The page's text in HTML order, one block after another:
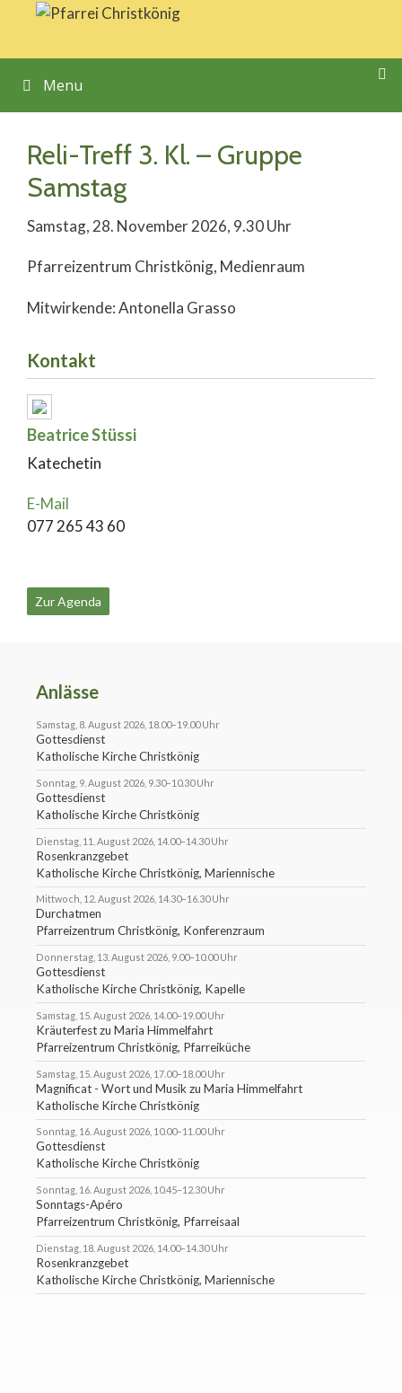
Springe
Inhalt
Menu
Reli-Treff 3. Kl. – Gruppe
Samstag
Samstag, 28. November 2026, 9.30 Uhr
Pfarreizentrum Christkönig, Medienraum
Mitwirkende: Antonella Grasso
Kontakt
Beatrice Stüssi
Katechetin
E-Mail
077 265 43 60
Zur Agenda
Anlässe
Samstag, 8. August 2026, 18.00–19.00 Uhr
Gottesdienst
Katholische Kirche Christkönig
Sonntag, 9. August 2026, 9.30–10.30 Uhr
Gottesdienst
Katholische Kirche Christkönig
Dienstag, 11. August 2026, 14.00–14.30 Uhr
Rosenkranzgebet
Katholische Kirche Christkönig, Mariennische
Mittwoch, 12. August 2026, 14.30–16.30 Uhr
Durchatmen
Pfarreizentrum Christkönig, Konferenzraum
Donnerstag, 13. August 2026, 9.00–10.00 Uhr
Gottesdienst
Katholische Kirche Christkönig, Kapelle
Samstag, 15. August 2026, 14.00–19.00 Uhr
Kräuterfest zu Maria Himmelfahrt
Pfarreizentrum Christkönig, Pfarreiküche
Samstag, 15. August 2026, 17.00–18.00 Uhr
Magnificat - Wort und Musik zu Maria Himmelfahrt
Katholische Kirche Christkönig
Sonntag, 16. August 2026, 10.00–11.00 Uhr
Gottesdienst
Katholische Kirche Christkönig
Sonntag, 16. August 2026, 10.45–12.30 Uhr
Sonntags-Apéro
Pfarreizentrum Christkönig, Pfarreisaal
Dienstag, 18. August 2026, 14.00–14.30 Uhr
Rosenkranzgebet
Katholische Kirche Christkönig, Mariennische